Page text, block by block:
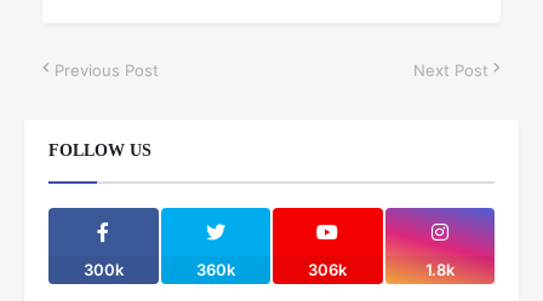
Previous Post Next Post
FOLLOW US
300k 360k 306k 1.8k